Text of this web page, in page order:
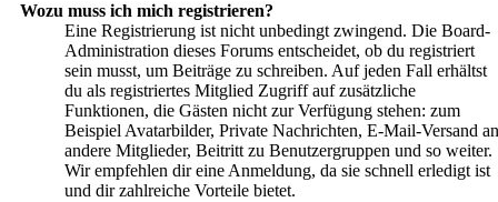
Wozu muss ich mich registrieren?
Eine Registrierung ist nicht unbedingt zwingend. Die Board-
Administration dieses Forums entscheidet, ob du registriert
sein musst, um Beiträge zu schreiben. Auf jeden Fall erhältst
du als registriertes Mitglied Zugriff auf zusätzliche
Funktionen, die Gästen nicht zur Verfügung stehen: zum
Beispiel Avatarbilder, Private Nachrichten, E-Mail-Versand an
andere Mitglieder, Beitritt zu Benutzergruppen und so weiter.
Wir empfehlen dir eine Anmeldung, da sie schnell erledigt ist
und dir zahlreiche Vorteile bietet.